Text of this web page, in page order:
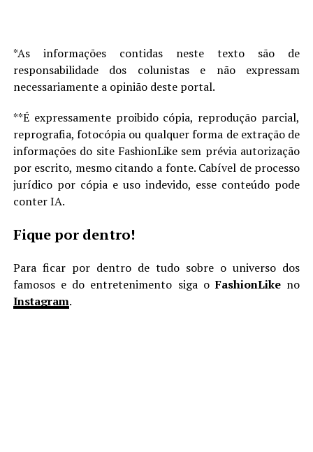
*As informações contidas neste texto são de
responsabilidade dos colunistas e não expressam
necessariamente a opinião deste portal.
**É expressamente proibido cópia, reprodução parcial,
reprografia, fotocópia ou qualquer forma de extração de
informações do site FashionLike sem prévia autorização
por escrito, mesmo citando a fonte. Cabível de processo
jurídico por cópia e uso indevido, esse conteúdo pode
conter IA.
Fique por dentro!
Para ficar por dentro de tudo sobre o universo dos
famosos e do entretenimento siga oFashionLike no
Instagram.